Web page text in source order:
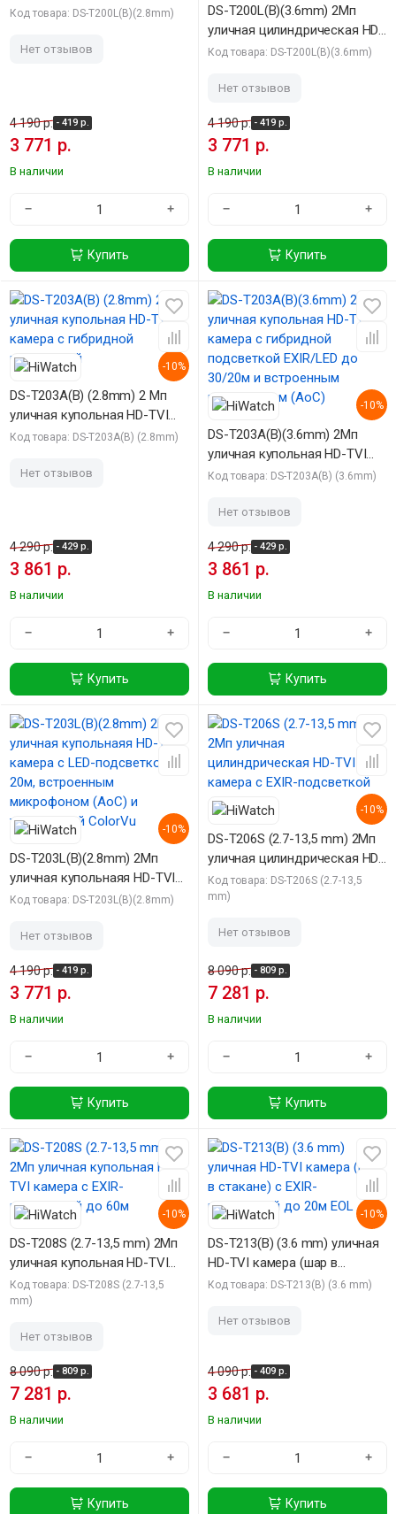
TVI камера с LED-подсветкой
Код товара: DS-T200L(B)(2.8mm)
Нет отзывов
4 190 р. - 419 р.
3 771 р.
В наличии
− +
Купить
DS-T200L(B)(3.6mm) 2Мп
уличная цилиндрическая HD-
TVI камера с LED-подсветкой
микрофоном (AoC) и
Код товара: DS-T200L(B)(3.6mm)
Нет отзывов
4 190 р. - 419 р.
3 771 р.
В наличии
− +
Купить
-10%
DS-T203A(B) (2.8mm) 2 Мп
уличная купольная HD-TVI
камера с гибридной
Код товара: DS-T203A(B) (2.8mm)
Нет отзывов
4 290 р. - 429 р.
3 861 р.
В наличии
− +
Купить
-10%
DS-T203A(B)(3.6mm) 2Мп
уличная купольная HD-TVI
камера с гибридной
30/20м и встроенным
Код товара: DS-T203A(B) (3.6mm)
Нет отзывов
4 290 р. - 429 р.
3 861 р.
В наличии
− +
Купить
-10%
DS-T203L(B)(2.8mm) 2Мп
уличная купольнаяя HD-TVI
камера с LED-подсветкой до
микрофоном (AoC) и
Код товара: DS-T203L(B)(2.8mm)
Нет отзывов
4 190 р. - 419 р.
3 771 р.
В наличии
− +
Купить
-10%
DS-T206S (2.7-13,5 mm) 2Мп
уличная цилиндрическая HD-
TVI камера с EXIR-
подсветкой до 70м
Код товара: DS-T206S (2.7-13,5
mm)
Нет отзывов
8 090 р. - 809 р.
7 281 р.
В наличии
− +
Купить
-10%
DS-T208S (2.7-13,5 mm) 2Мп
уличная купольная HD-TVI
камера с EXIR-подсветкой до
60м
Код товара: DS-T208S (2.7-13,5
mm)
Нет отзывов
8 090 р. - 809 р.
7 281 р.
В наличии
− +
Купить
-10%
DS-T213(B) (3.6 mm) уличная
HD-TVI камера (шар в
стакане) с EXIR-подсветкой
Код товара: DS-T213(B) (3.6 mm)
Нет отзывов
4 090 р. - 409 р.
3 681 р.
В наличии
− +
Купить